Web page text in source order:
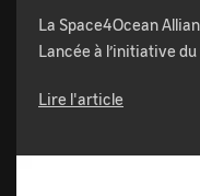
La Space4Ocean
Lancée à l’initiative
Lire l'article